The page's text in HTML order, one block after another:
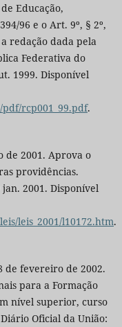
Educação,
96 e o Art. 9º, § 2º,
a redação dada pela
Federativa do
1999. Disponível
rcp001_99.pdf.
de 2001. Aprova o
providências.
2001. Disponível
leis_2001/l10172.htm.
de fevereiro de 2002.
para a Formação
nível superior, curso
Oficial da União: